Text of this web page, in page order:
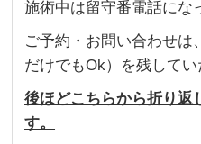
施術中は留守番電話にな
ご予約・お問い合わせは
だけでもOk）を残してい
後ほどこちらから折り返
す。